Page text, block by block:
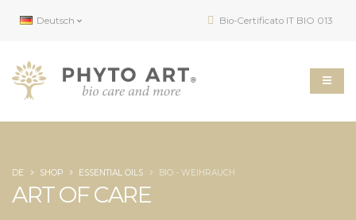
Deutsch Bio-Certificato IT BIO 013
ART OF CARE
DE SHOP ESSENTIAL OILS BIO - WEIHRAUCH